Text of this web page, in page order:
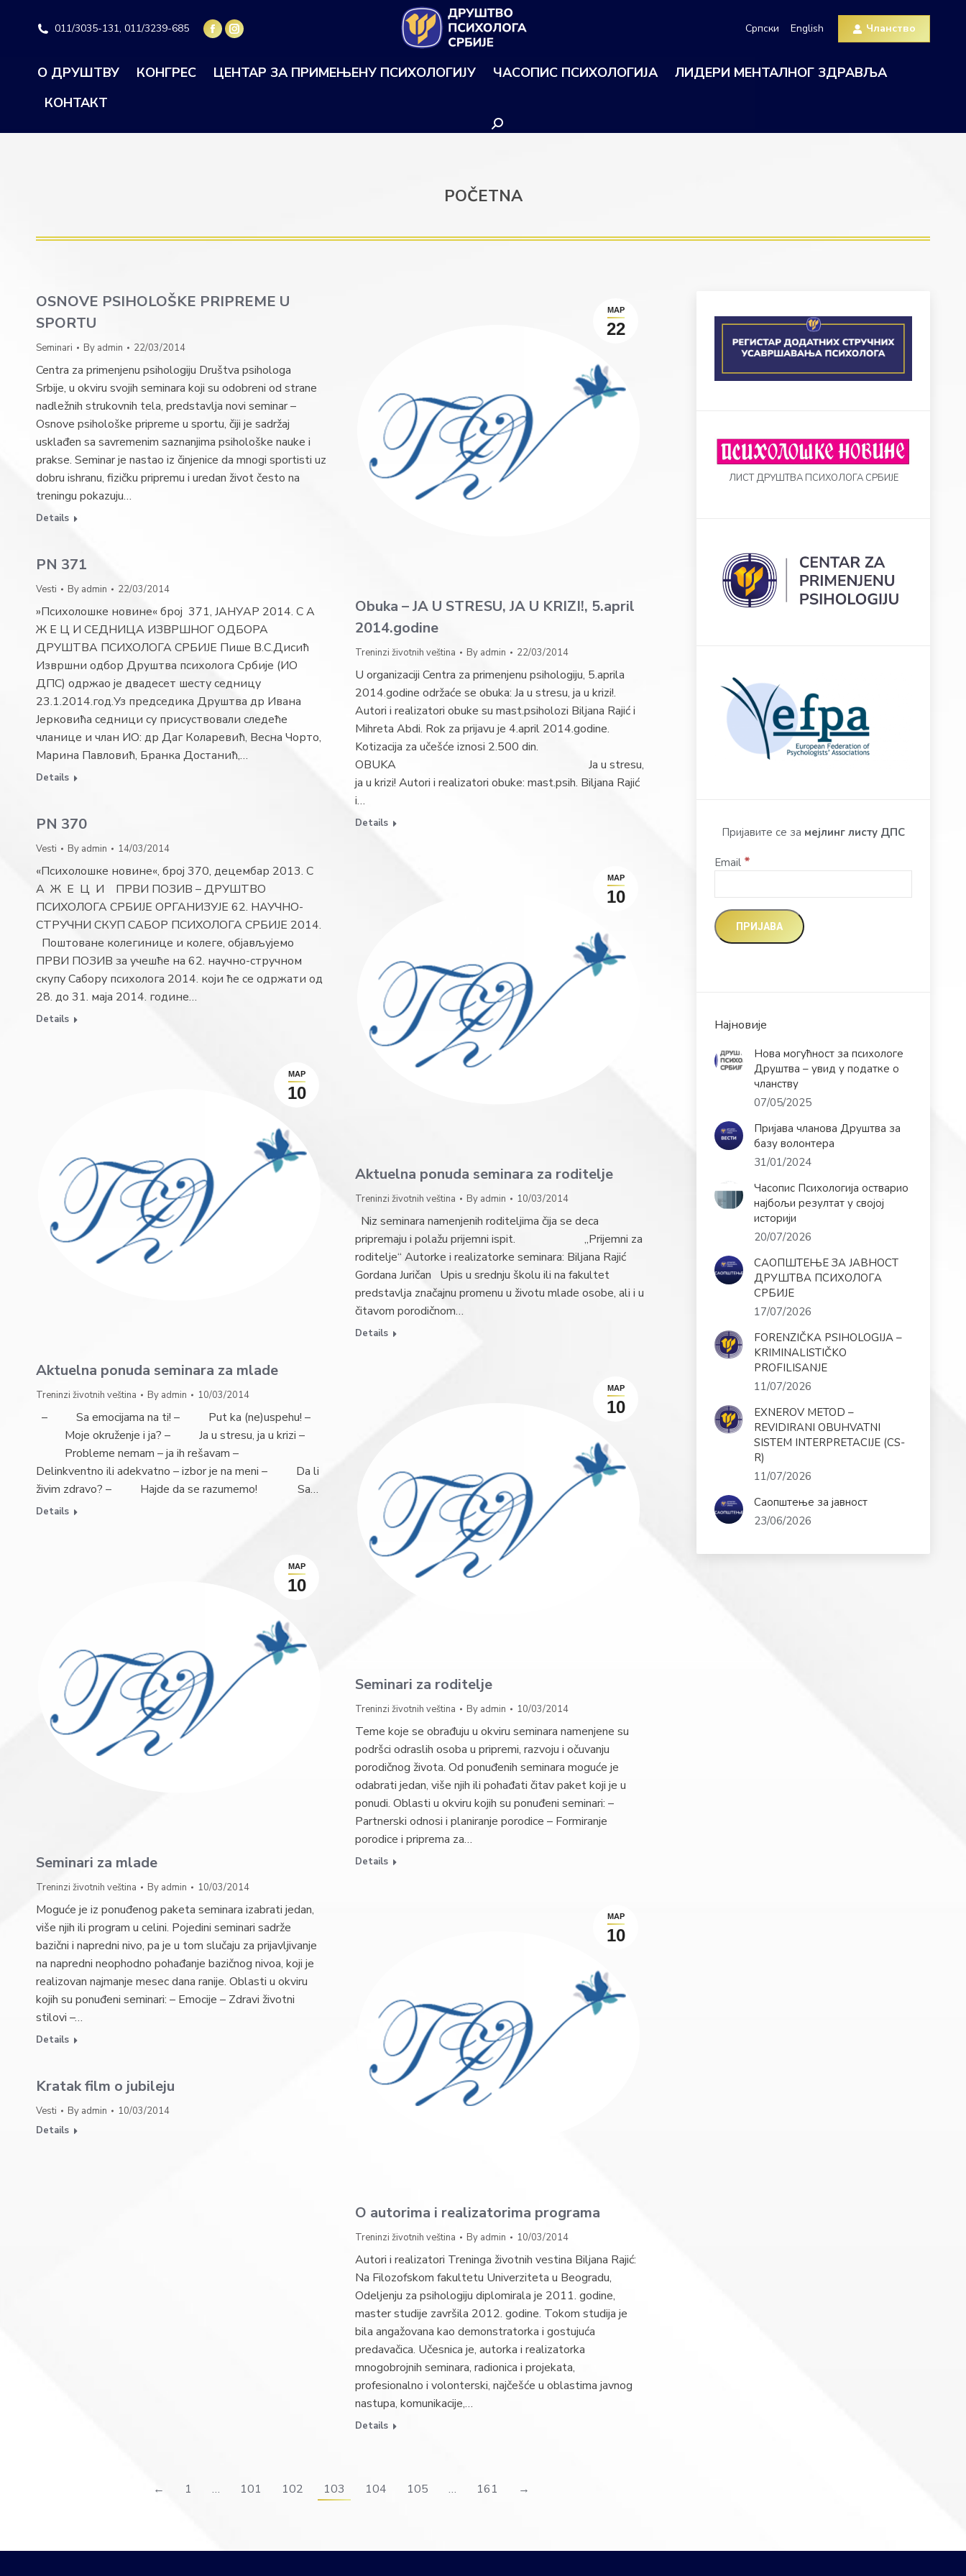
011/3035-131, 011/3239-685 Српски English Чланство
О ДРУШТВУ КОНГРЕС ЦЕНТАР ЗА ПРИМЕЊЕНУ ПСИХОЛОГИЈУ ЧАСОПИС ПСИХОЛОГИЈА
ЛИДЕРИ МЕНТАЛНОГ ЗДРАВЉА
КОНТАКТ
Search:
POČETNA
OSNOVE PSIHOLOŠKE PRIPREME U
SPORTU
Seminari By admin 22/03/2014
Centra za primenjenu psihologiju Društva psihologa
Srbije, u okviru svojih seminara koji su odobreni od strane
nadležnih strukovnih tela, predstavlja novi seminar –
Osnove psihološke pripreme u sportu, čiji je sadržaj
usklađen sa savremenim saznanjima psihološke nauke i
prakse. Seminar je nastao iz činjenice da mnogi sportisti uz
dobru ishranu, fizičku pripremu i uredan život često na
treningu pokazuju…
Details
МАР
22
Obuka – JA U STRESU, JA U KRIZI!, 5.april
2014.godine
Treninzi životnih veština By admin 22/03/2014
U organizaciji Centra za primenjenu psihologiju, 5.aprila
2014.godine održaće se obuka: Ja u stresu, ja u krizi!.
Autori i realizatori obuke su mast.psiholozi Biljana Rajić i
Mihreta Abdi. Rok za prijavu je 4.april 2014.godine.
Kotizacija za učešće iznosi 2.500 din.
OBUKA Ja u stresu,
ja u krizi! Autori i realizatori obuke: mast.psih. Biljana Rajić
i…
Details
PN 371
Vesti By admin 22/03/2014
»Психолошке новине« број 371, ЈАНУАР 2014. С А
Ж Е Ц И СЕДHИЦА ИЗВРШНОГ ОДБОРА
ДРУШТВА ПСИХОЛОГА СРБИЈЕ Пише В.С.Дисић
Извршни одбор Друштва психолога Србије (ИО
ДПС) одржао је двадесет шес­ту седницу
23.1.2014.год.Уз председика Друштва др Ива­на
Јерковића седници су при­суствовали следеће
чланице и члан ИО: др Даг Коларевић, Весна Чорто,
Марина Павло­вић, Бранка Достанић,…
Details
PN 370
Vesti By admin 14/03/2014
«Психолошке новине«, број 370, децембар 2013. С
А Ж Е Ц И ПРВИ ПОЗИВ – ДРУШТВО
ПСИХОЛОГА СРБИЈЕ ОРГАНИЗУЈЕ 62. НАУЧНО-
СТРУЧНИ СКУП САБОР ПСИХОЛОГА СРБИЈЕ 2014.
Поштоване колегинице и колеге, објављујемо
ПРВИ ПОЗИВ за учешће на 62. научно-стручном
скупу Сабору психолога 2014. који ће се одржати од
28. до 31. маја 2014. године…
Details
МАР
10
Aktuelna ponuda seminara za roditelje
Treninzi životnih veština By admin 10/03/2014
Niz seminara namenjenih roditeljima čija se deca
pripremaju i polažu prijemni ispit. „Prijemni za
roditelje“ Autorke i realizatorke seminara: Biljana Rajić
Gordana Juričan Upis u srednju školu ili na fakultet
predstavlja značajnu promenu u životu mlade osobe, ali i u
čitavom porodičnom…
Details
МАР
10
Aktuelna ponuda seminara za mlade
Treninzi životnih veština By admin 10/03/2014
– Sa emocijama na ti! – Put ka (ne)uspehu! –
Moje okruženje i ja? – Ja u stresu, ja u krizi –
Probleme nemam – ja ih rešavam –
Delinkventno ili adekvatno – izbor je na meni – Da li
živim zdravo? – Hajde da se razumemo! Sa…
Details
МАР
10
Seminari za roditelje
Treninzi životnih veština By admin 10/03/2014
Teme koje se obrađuju u okviru seminara namenjene su
podršci odraslih osoba u pripremi, razvoju i očuvanju
porodičnog života. Od ponuđenih seminara moguće je
odabrati jedan, više njih ili pohađati čitav paket koji je u
ponudi. Oblasti u okviru kojih su ponuđeni seminari: –
Partnerski odnosi i planiranje porodice – Formiranje
porodice i priprema za…
Details
МАР
10
Seminari za mlade
Treninzi životnih veština By admin 10/03/2014
Moguće je iz ponuđenog paketa seminara izabrati jedan,
više njih ili program u celini. Pojedini seminari sadrže
bazični i napredni nivo, pa je u tom slučaju za prijavljivanje
na napredni neophodno pohađanje bazičnog nivoa, koji je
realizovan najmanje mesec dana ranije. Oblasti u okviru
kojih su ponuđeni seminari: – Emocije – Zdravi životni
stilovi –…
Details
МАР
10
O autorima i realizatorima programa
Treninzi životnih veština By admin 10/03/2014
Autori i realizatori Treninga životnih vestina Biljana Rajić:
Na Filozofskom fakultetu Univerziteta u Beogradu,
Odeljenju za psihologiju diplomirala je 2011. godine,
master studije završila 2012. godine. Tokom studija je
bila angažovana kao demonstratorka i gostujuća
predavačica. Učesnica je, autorka i realizatorka
mnogobrojnih seminara, radionica i projekata,
profesionalno i volonterski, najčešće u oblastima javnog
nastupa, komunikacije,…
Details
Kratak film o jubileju
Vesti By admin
10/03/2014
Details
← 1 … 101 102 103 104 105 … 161 →
ЛИСТ ДРУШТВА ПСИХОЛОГА СРБИЈЕ
Пријавите се за мејлинг листу ДПС
Email *
Најновије
Нова могућност за психологе
Друштва – увид у податке о
чланству
07/05/2025
Пријава чланова Друштва за
базу волонтера
31/01/2024
Часопис Психологија остварио
најбољи резултат у својој
историји
20/07/2026
САОПШТЕЊЕ ЗА ЈАВНОСТ
ДРУШТВА ПСИХОЛОГА
СРБИЈЕ
17/07/2026
FORENZIČKA PSIHOLOGIJA –
KRIMINALISTIČKO
PROFILISANJE
11/07/2026
EXNEROV METOD –
REVIDIRANI OBUHVATNI
SISTEM INTERPRETACIJE (CS-
R)
11/07/2026
Саопштење за јавност
23/06/2026